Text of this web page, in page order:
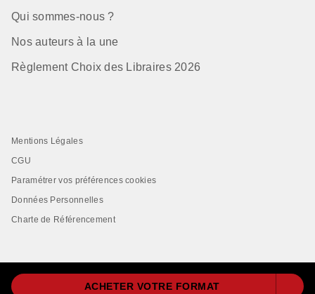
ACHETER VOTRE FORMAT
Qui sommes-nous ?
Nos auteurs à la une
Règlement Choix des Libraires 2026
Mentions Légales
CGU
Paramétrer vos préférences cookies
Données Personnelles
Charte de Référencement